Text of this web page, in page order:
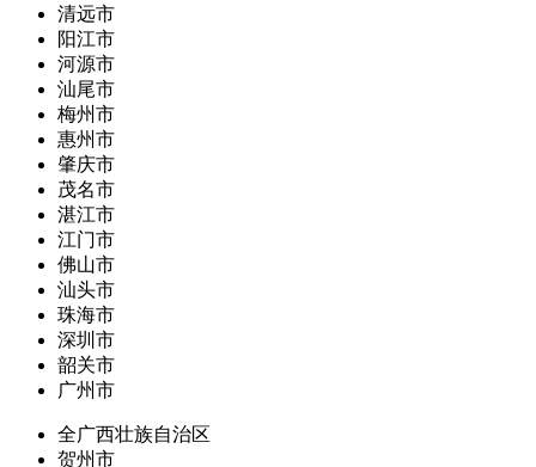
清远市
阳江市
河源市
汕尾市
梅州市
惠州市
肇庆市
茂名市
湛江市
江门市
佛山市
汕头市
珠海市
深圳市
韶关市
广州市
全广西壮族自治区
贺州市